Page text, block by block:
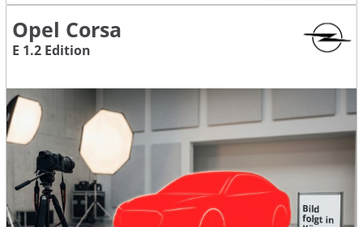
Opel Corsa
E 1.2 Edition